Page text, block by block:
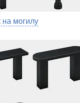
на могилу